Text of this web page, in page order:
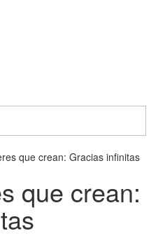
que crean: Gracias infinitas
que crean: